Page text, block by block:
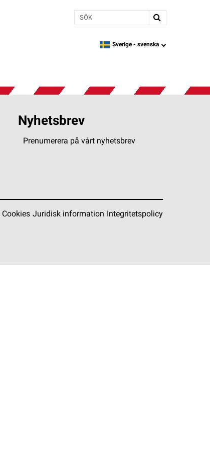
Sök
language
Sverige - svenska
Nyhetsbrev
Prenumerera på vårt nyhetsbrev
Cookies Juridisk information Integritetspolicy